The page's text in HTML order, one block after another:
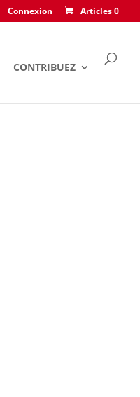
Connexion Articles 0
CONTRIBUEZ